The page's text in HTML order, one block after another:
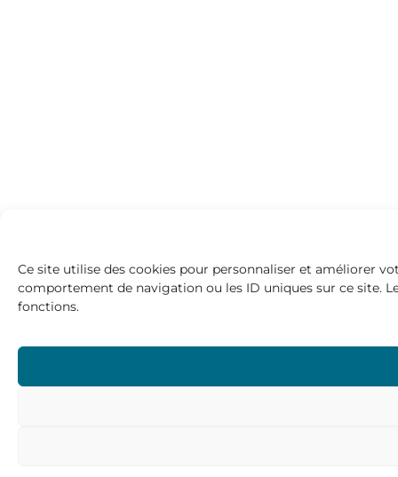
Ce site utilise des cookies pour personnaliser et améliorer
comportement de navigation ou les ID uniques sur ce site.
fonctions.